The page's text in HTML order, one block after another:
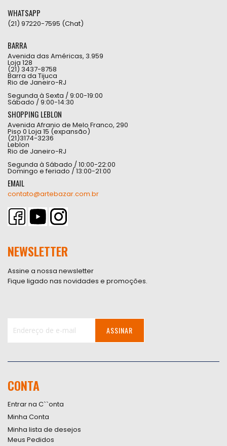
WHATSAPP
(21) 97220-7595 (Chat)
BARRA
Avenida das Américas, 3.959
Loja 128
(21) 3437-8758
Barra da Tijuca
Rio de Janeiro-RJ
Segunda à Sexta / 9:00-19:00
Sábado / 9:00-14:30
SHOPPING LEBLON
Avenida Afranio de Melo Franco, 290
Piso 0 Loja 15 (expansão)
(21)3174-3236
Leblon
Rio de Janeiro-RJ
Segunda à Sábado / 10:00-22:00
Domingo e feriado / 13:00-21:00
EMAIL
contato@artebazar.com.br
NEWSLETTER
Assine a nossa newsletter
Fique ligado nas novidades e promoções.
Newsletter:
ASSINAR
CONTA
Entrar na C``onta
Minha Conta
Minha lista de desejos
Meus Pedidos